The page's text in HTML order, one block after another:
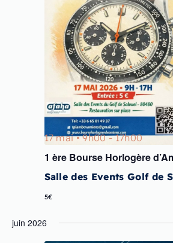
17 mai • 9h00-17h00
1 ère Bourse Horlogère
Salle des Events Golf de
5€
juin 2026